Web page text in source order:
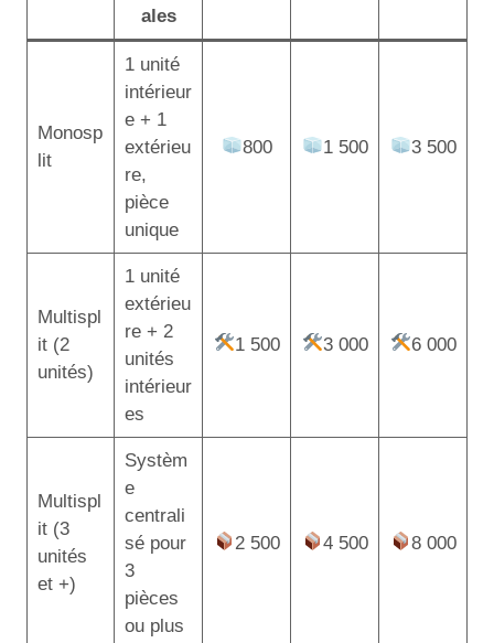
ales
Monosp
lit
1 unité
intérieur
e + 1
extérieu
re,
pièce
unique
800 1 500 3 500
Multispl
it (2
unités)
1 unité
extérieu
re + 2
unités
intérieur
es
1 500 3 000 6 000
Multispl
it (3
unités
et +)
Systèm
e
centrali
sé pour
3
pièces
ou plus
2 500 4 500 8 000